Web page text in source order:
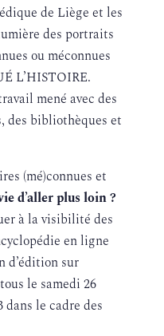
de Liège et les
des portraits
ou méconnues
L’HISTOIRE.
mené avec des
des bibliothèques et
(mé)connues et
d’aller plus loin ?
à la visibilité des
en ligne
d’édition sur
le samedi 26
dans le cadre des